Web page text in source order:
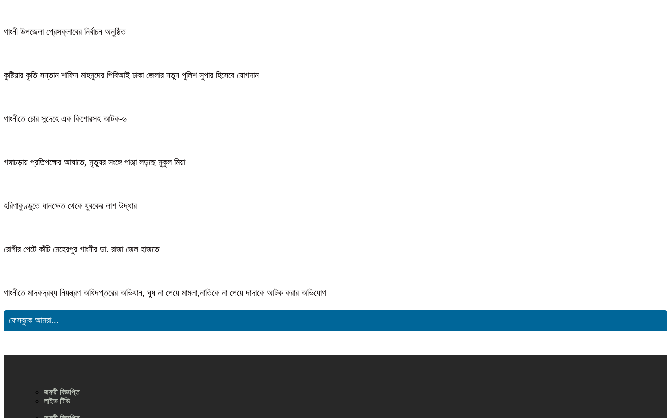
গাংনী উপজেলা প্রেসক্লাবের নির্বাচন অনুষ্ঠিত
কুষ্টিয়ার কৃতি সন্তান শাফিন মাহমুদের পিবিআই ঢাকা জেলার নতুন পুলিশ সুপার হিসেবে যোগদান
গাংনীতে চোর সন্দেহে এক কিশোরসহ আটক-৬
গঙ্গাচড়ায় প্রতিপক্ষের আঘাতে, মৃত্যুর সংঙ্গে পাঞ্জা লড়ছে মুকুল মিয়া
হরিণাকুণ্ডুতে ধানক্ষেত থেকে যুবকের লাশ উদ্ধার
রোগীর পেটে কাঁচি মেহেরপুর গাংনীর ডা. রাজা জেল হাজতে
গাংনীতে মাদকদ্রব্য নিয়ন্ত্রণ অধিদপ্তরের অভিযান, ঘুষ না পেয়ে মামলা,নাতিকে না পেয়ে দাদাকে আটক করার অভিযোগ
ফেসবুকে আমরা...
জরুরী বিজ্ঞপ্তি
লাইভ টিভি